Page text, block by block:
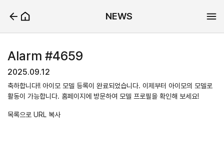
NEWS
Alarm #4659
2025.09.12
축하합니다!! 아이모 모델 등록이 완료되었습니다. 이제부터 아이모의 모델로
활동이 가능합니다. 홈페이지에 방문하여 모델 프로필을 확인해 보세요!
목록으로 URL 복사